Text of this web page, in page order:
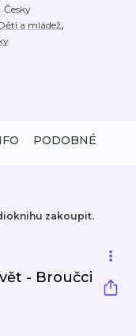
Česky
a mládež,
PODOBNÉ
zakoupit.
- Broučci